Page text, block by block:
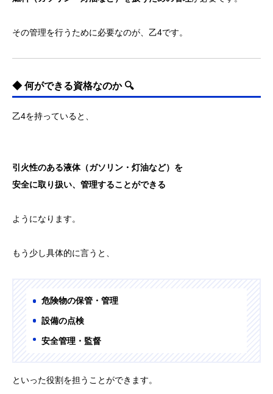
その管理を行うために必要なのが、乙4です。
◆ 何ができる資格なのか 🔍
乙4を持っていると、
引火性のある液体（ガソリン・灯油など）を
安全に取り扱い、管理することができる
ようになります。
もう少し具体的に言うと、
危険物の保管・管理
設備の点検
安全管理・監督
といった役割を担うことができます。